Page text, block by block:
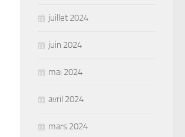
juillet 2024
juin 2024
mai 2024
avril 2024
mars 2024